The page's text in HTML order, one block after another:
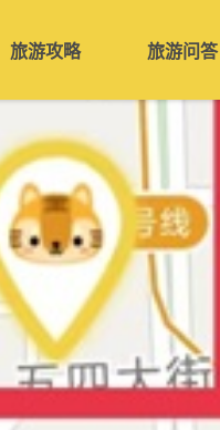
旅游攻略 旅游问答